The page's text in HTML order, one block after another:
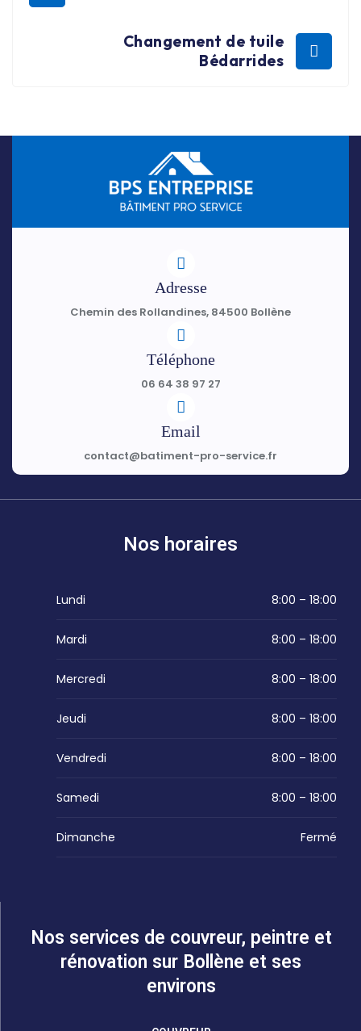
Changement de tuile
Bédarrides
Adresse
Chemin des Rollandines, 84500 Bollène
Téléphone
06 64 38 97 27
Email
contact@batiment-pro-service.fr
Nos horaires
Lundi 8:00 – 18:00
Mardi 8:00 – 18:00
Mercredi 8:00 – 18:00
Jeudi 8:00 – 18:00
Vendredi 8:00 – 18:00
Samedi 8:00 – 18:00
Dimanche Fermé
Nos services de couvreur, peintre et
rénovation sur Bollène et ses
environs